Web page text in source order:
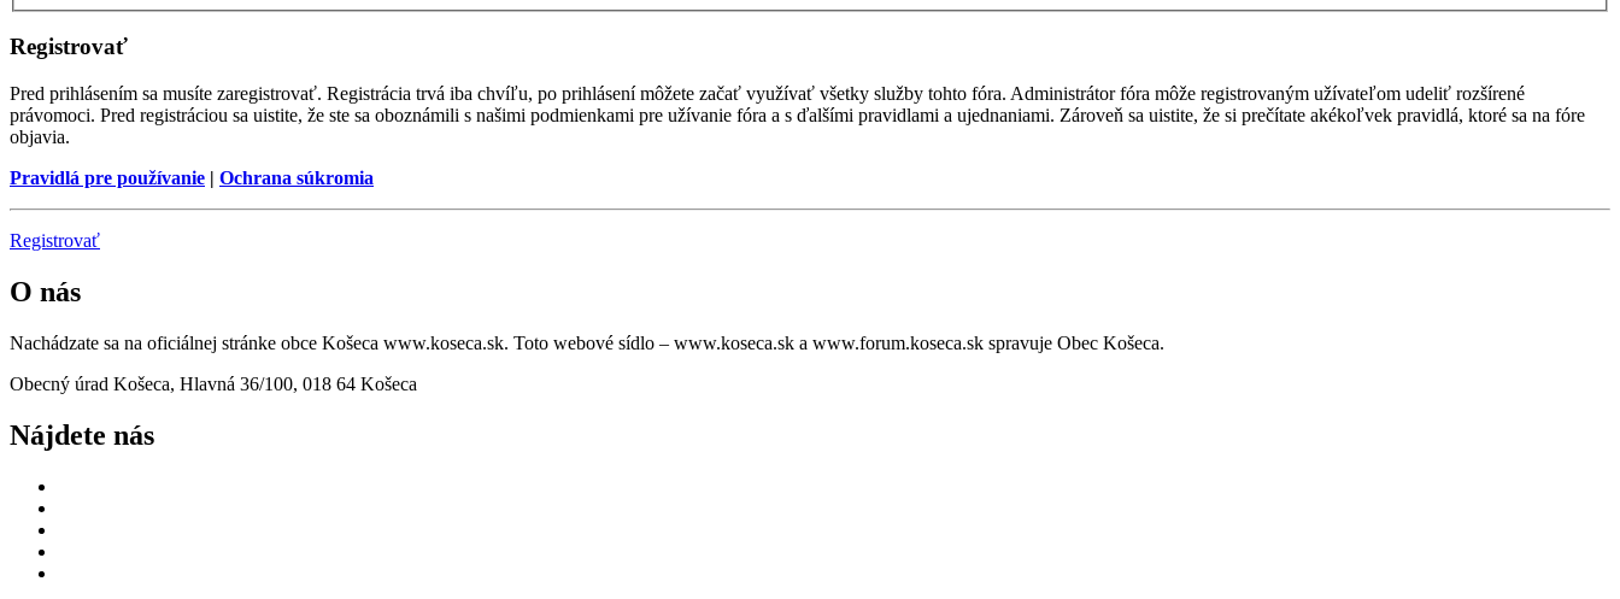
Registrovať
Pred prihlásením sa musíte zaregistrovať. Registrácia trvá iba chvíľu, po prihlásení môžete začať využívať všetky služby tohto fóra. Administrátor fóra môže registrovaným užívateľom udeliť rozšírené
právomoci. Pred registráciou sa uistite, že ste sa oboznámili s našimi podmienkami pre užívanie fóra a s ďalšími pravidlami a ujednaniami. Zároveň sa uistite, že si prečítate akékoľvek pravidlá, ktoré sa na fóre
objavia.
Pravidlá pre používanie | Ochrana súkromia
Registrovať
O nás
Nachádzate sa na oficiálnej stránke obce Košeca www.koseca.sk. Toto webové sídlo – www.koseca.sk a www.forum.koseca.sk spravuje Obec Košeca.
Obecný úrad Košeca, Hlavná 36/100, 018 64 Košeca
Nájdete nás